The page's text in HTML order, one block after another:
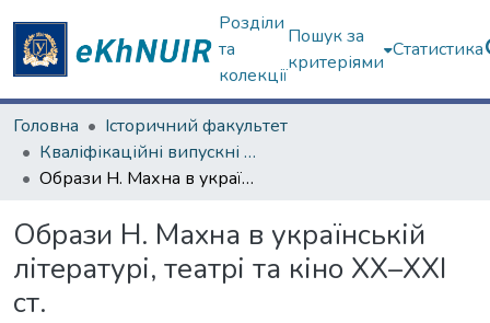
Розділи
та
колекції
Пошук за
критеріями
Статистика
Головна
Історичний факультет
Кваліфікаційні випускні роботи бакалаврів. Історичний факультет
Образи Н. Махна в українській літературі, театрі та кіно ХХ–ХХІ ст.
Образи Н. Махна в українській
літературі, театрі та кіно ХХ–ХХІ
ст.